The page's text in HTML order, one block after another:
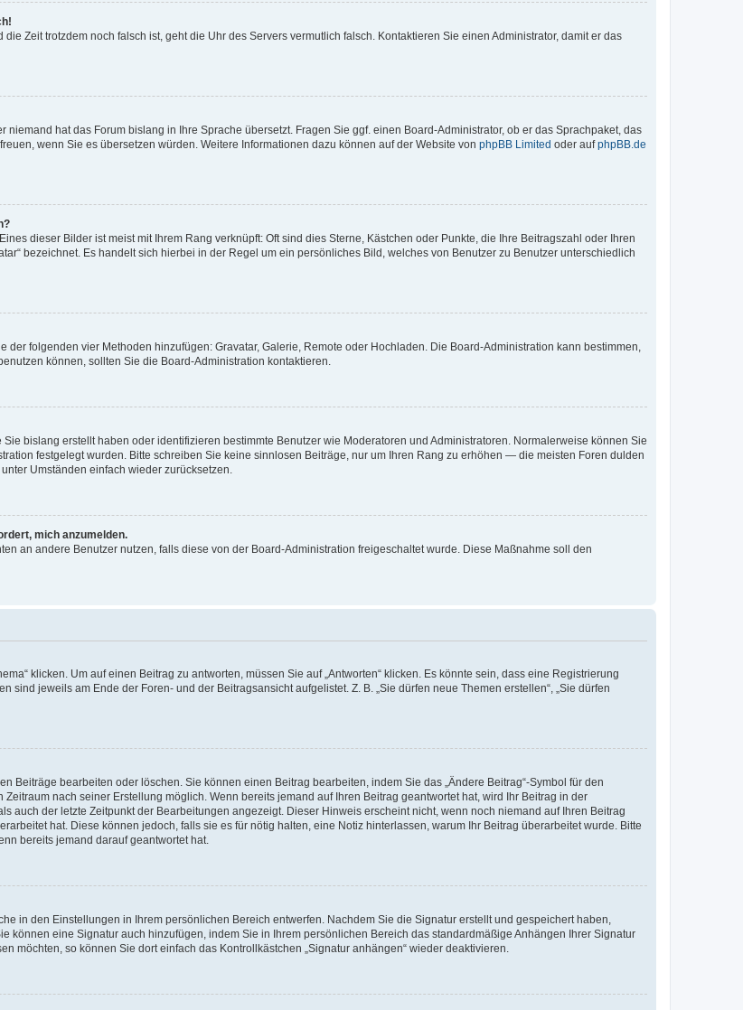
Zeit trotzdem noch falsch ist, geht die Uhr des Servers vermutlich falsch. Kontaktieren Sie einen Administrator, damit er das
hat das Forum bislang in Ihre Sprache übersetzt. Fragen Sie ggf. einen Board-Administrator, ob er das Sprachpaket, das
wenn Sie es übersetzen würden. Weitere Informationen dazu können auf der Website von phpBB Limited oder aufphpBB.de
dieser Bilder ist meist mit Ihrem Rang verknüpft: Oft sind dies Sterne, Kästchen oder Punkte, die Ihre Beitragszahl oder Ihren
bezeichnet. Es handelt sich hierbei in der Regel um ein persönliches Bild, welches von Benutzer zu Benutzer unterschiedlich
der folgenden vier Methoden hinzufügen: Gravatar, Galerie, Remote oder Hochladen. Die Board-Administration kann bestimmen,
können, sollten Sie die Board-Administration kontaktieren.
bislang erstellt haben oder identifizieren bestimmte Benutzer wie Moderatoren und Administratoren. Normalerweise können Sie
festgelegt wurden. Bitte schreiben Sie keine sinnlosen Beiträge, nur um Ihren Rang zu erhöhen — die meisten Foren dulden
Umständen einfach wieder zurücksetzen.
mich anzumelden.
an andere Benutzer nutzen, falls diese von der Board-Administration freigeschaltet wurde. Diese Maßnahme soll den
klicken. Um auf einen Beitrag zu antworten, müssen Sie auf „Antworten“ klicken. Es könnte sein, dass eine Registrierung
jeweils am Ende der Foren- und der Beitragsansicht aufgelistet. Z. B. „Sie dürfen neue Themen erstellen“, „Sie dürfen
Beiträge bearbeiten oder löschen. Sie können einen Beitrag bearbeiten, indem Sie das „Ändere Beitrag“-Symbol für den
nach seiner Erstellung möglich. Wenn bereits jemand auf Ihren Beitrag geantwortet hat, wird Ihr Beitrag in der
auch der letzte Zeitpunkt der Bearbeitungen angezeigt. Dieser Hinweis erscheint nicht, wenn noch niemand auf Ihren Beitrag
hat. Diese können jedoch, falls sie es für nötig halten, eine Notiz hinterlassen, warum Ihr Beitrag überarbeitet wurde. Bitte
bereits jemand darauf geantwortet hat.
in den Einstellungen in Ihrem persönlichen Bereich entwerfen. Nachdem Sie die Signatur erstellt und gespeichert haben,
können eine Signatur auch hinzufügen, indem Sie in Ihrem persönlichen Bereich das standardmäßige Anhängen Ihrer Signatur
möchten, so können Sie dort einfach das Kontrollkästchen „Signatur anhängen“ wieder deaktivieren.